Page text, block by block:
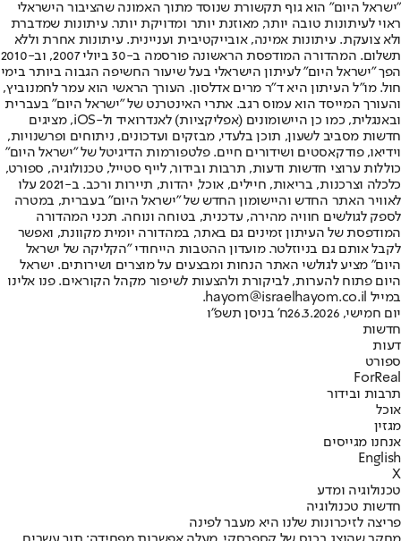
"ישראל היום" הוא גוף תקשורת שנוסד מתוך האמונה שהציבור הישראלי
ראוי לעיתונות טובה יותר, מאוזנת יותר ומדויקת יותר. עיתונות שמדברת
ולא צועקת. עיתונות אמינה, אובייקטיבית ועניינית. עיתונות אחרת וללא
תשלום. המהדורה המודפסת הראשונה פורסמה ב-30 ביולי 2007, וב-2010
הפך "ישראל היום" לעיתון הישראלי בעל שיעור החשיפה הגבוה ביותר בימי
חול. מו"ל העיתון היא ד"ר מרים אדלסון. העורך הראשי הוא עמר לחמנוביץ,
והעורך המייסד הוא עמוס רגב. אתרי האינטרנט של "ישראל היום" בעברית
ובאנגלית, כמו כן היישומונים (אפליקציות) לאנדרואיד ול-iOS, מציגים
חדשות מסביב לשעון, תוכן בלעדי, מבזקים ועדכונים, ניתוחים ופרשנויות,
וידיאו, פודקאסטים ושידורים חיים. פלטפורמות הדיגיטל של "ישראל היום"
כוללות ערוצי חדשות ודעות, תרבות ובידור, לייף סטייל, טכנולוגיה, ספורט,
כלכלה וצרכנות, בריאות, חיילים, אוכל, יהדות, תיירות ורכב. ב-2021 עלו
לאוויר האתר החדש והיישומון החדש של "ישראל היום" בעברית, במטרה
לספק לגולשים חוויה מהירה, עדכנית, בטוחה ונוחה. תכני המהדורה
המודפסת של העיתון זמינים גם באתר, במהדורה יומית מקוונת, ואפשר
לקבל אותם גם בניוזלטר. מועדון ההטבות הייחודי "הקליקה של ישראל
היום" מציע לגולשי האתר הנחות ומבצעים על מוצרים ושירותים. ישראל
היום פתוח להערות, לביקורת ולהצעות לשיפור מקהל הקוראים. פנו אלינו
במייל hayom@israelhayom.co.il.
יום חמישי, 26.3.2026
ח' בניסן תשפ"ו
חדשות
דעות
ספורט
ForReal
תרבות ובידור
אוכל
מגזין
אנחנו מגייסים
English
X
טכנולוגיה ומדע
חדשות טכנולוגיה
פריצה לזיכרונות שלנו היא מעבר לפינה